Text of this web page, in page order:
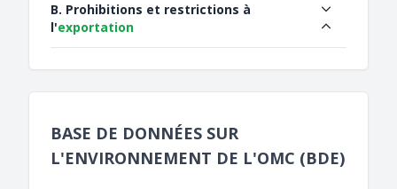
B. Prohibitions et restrictions à
l'exportation
BASE DE DONNÉES SUR
L'ENVIRONNEMENT DE L'OMC (BDE)